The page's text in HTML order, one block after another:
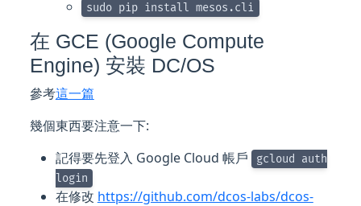
sudo pip install mesos.cli
在 GCE (Google Compute
Engine) 安裝 DC/OS
參考這一篇
幾個東西要注意一下:
記得要先登入 Google Cloud 帳戶
gcloud auth
login
在修改 https://github.com/dcos-labs/dcos-